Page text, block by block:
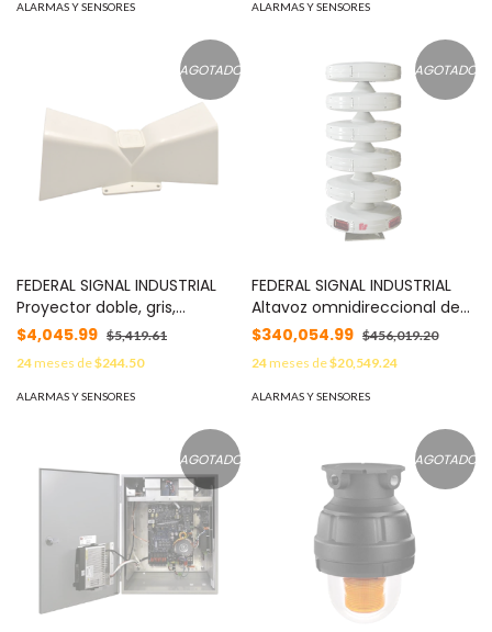
ALARMAS Y SENSORES ALARMAS Y SENSORES
AGOTADO
FEDERAL SIGNAL INDUSTRIAL
Proyector doble, gris,
dispositivo de comunicación
federal signal MOD: PR2NM
$4,045.99 $5,419.61
24meses de$244.50
ALARMAS Y SENSORES
AGOTADO
FEDERAL SIGNAL INDUSTRIAL
Altavoz omnidireccional de
alta potencia, Modulator,
1200W, 115 dBc MOD:
MOD3012B
$340,054.99 $456,019.20
24meses de$20,549.24
ALARMAS Y SENSORES
AGOTADO AGOTADO